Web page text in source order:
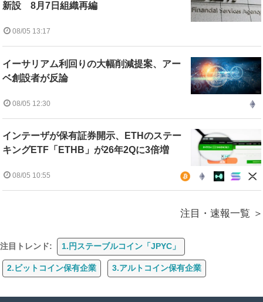
新設 8月7日組織再編
08/05 13:17
イーサリアム利回りの大幅削減提案、アー
ベ創設者が反論
08/05 12:30
インテーザが保有証券開示、ETHのステー
キングETF「ETHB」が26年2Qに3倍増
08/05 10:55
注目・速報一覧
注目トレンド: 1.円ステーブルコイン「JPYC」
2.ビットコイン保有企業 3.アルトコイン保有企業